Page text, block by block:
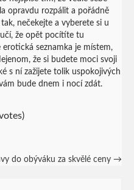
opravdu rozpálit a pořádně
nečekejte a vyberete si u
že opět pocítíte tu
erotická seznamka je místem,
že si budete moci svoji
s ní zažijete tolik uspokojivých
bude dnem i nocí zdát.
do obýváku za skvělé ceny →